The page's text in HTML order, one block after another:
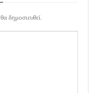
δημοσιευθεί.